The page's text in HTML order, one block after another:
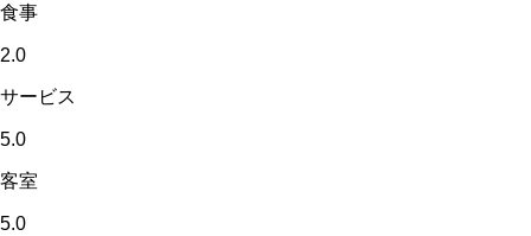
食事
2.0
サービス
5.0
客室
5.0